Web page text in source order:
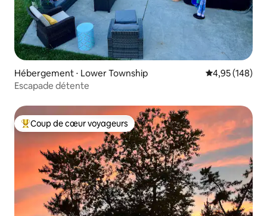
Hébergement ⋅ Lower Township Évaluation
4,95 (148)
Escapade détente
Coups de cœur voyageurs les plus appréciés
Coup de cœur voyageurs